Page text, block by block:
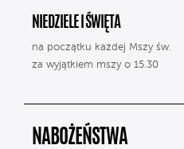
NIEDZIELE I ŚWIĘTA
na początku każdej Mszy św.
za wyjątkiem mszy o 15.30
NABOŻEŃSTWA